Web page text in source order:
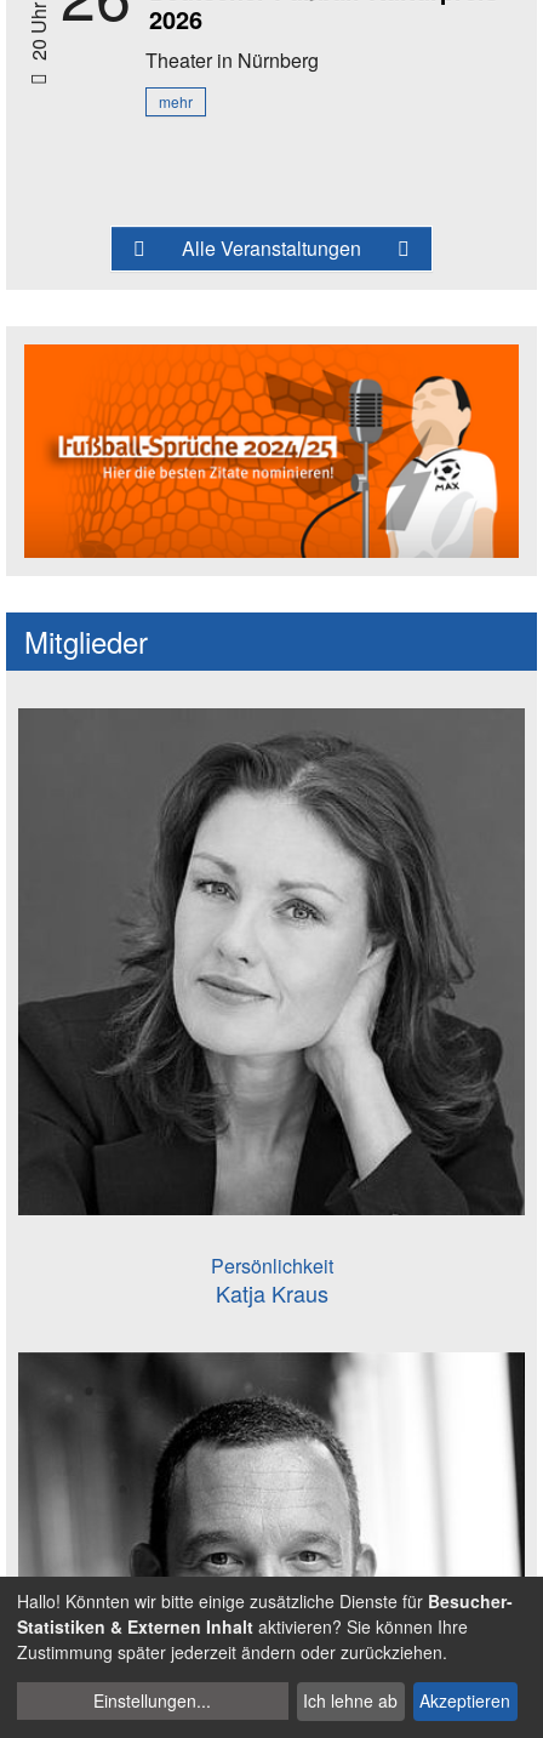
20 Uhr
2026
Theaterin Nürnberg
mehr
Alle Veranstaltungen
Mitglieder
Persönlichkeit
Katja Kraus
Cookies
verwalten
Hallo! Könnten wir bitte einige zusätzliche Dienste für Besucher-
Statistiken & Externen Inhalt aktivieren? Sie können Ihre
Zustimmung später jederzeit ändern oder zurückziehen.
Einstellungen... Ich lehne ab Akzeptieren